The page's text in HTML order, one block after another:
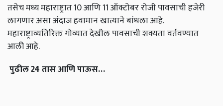
तसेच मध्य महाराष्ट्रात 10 आणि 11 ऑक्टोबर रोजी पावसाची हजेरी
लागणार असा अंदाज हवामान खात्याने बांधला आहे.
महाराष्ट्राव्यतिरिक्त गोव्यात देखील पावसाची शक्यता वर्तवण्यात
आली आहे.
पुढील24तासआणिपाऊस…